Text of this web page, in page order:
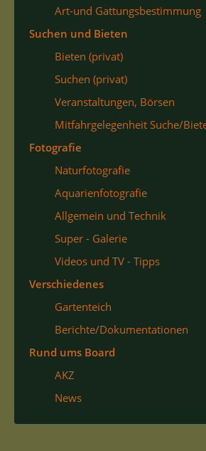
Art-und Gattungsbestimmung
Suchen und Bieten
Bieten (privat)
Suchen (privat)
Veranstaltungen, Börsen
Mitfahrgelegenheit Suche/
Fotografie
Naturfotografie
Aquarienfotografie
Allgemein und Technik
Super - Galerie
Videos und TV - Tipps
Verschiedenes
Gartenteich
Berichte/Dokumentationen
Rund ums Board
AKZ
News